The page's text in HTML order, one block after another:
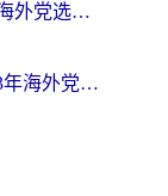
斧牛和极速穿梭VPN哪个好？海外党选回国加速器必看的真实对比与避坑指南
北美回国无缝访问国内资源：3年海外党亲测的加速器选择指南